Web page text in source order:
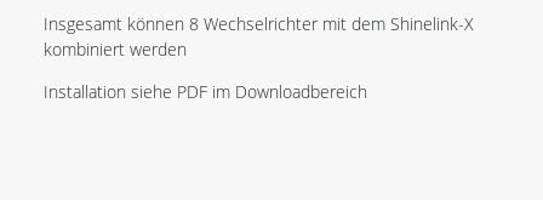
Insgesamt können 8 Wechselrichter mit dem Shinelink-X
kombiniert werden
Installation siehe PDF im Downloadbereich